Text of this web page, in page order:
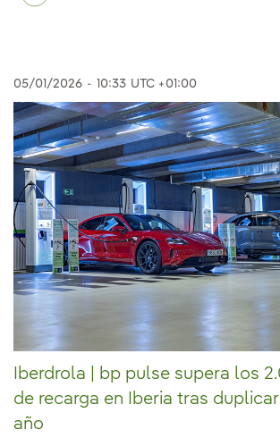
05/01/2026 - 10:33 UTC +01:00
Iberdrola | bp pulse supera los
de recarga en Iberia tras
año